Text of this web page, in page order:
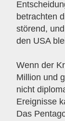
betrachten
störend,
den USA
Wenn der
Million und
nicht
Ereignisse
Das